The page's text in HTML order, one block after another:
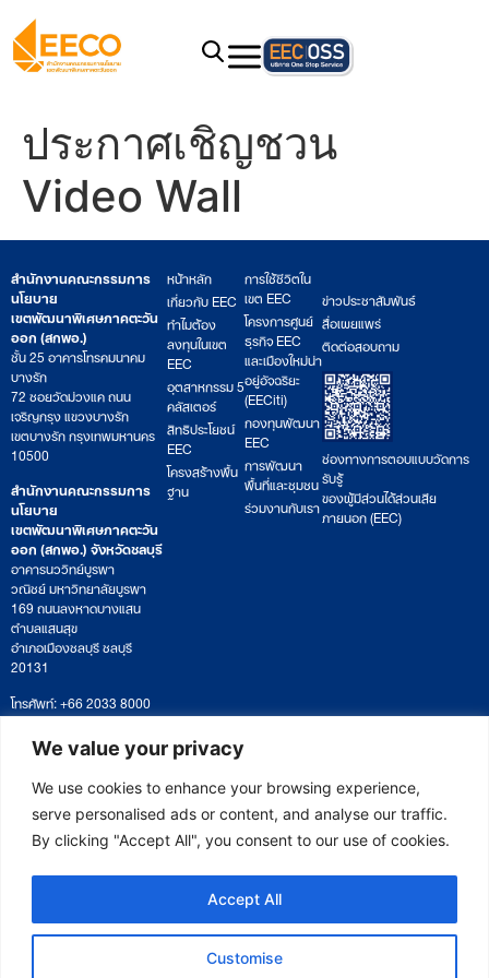
We value your privacy
We use cookies to enhance your browsing experience,
serve personalised ads or content, and analyse our traffic.
By clicking "Accept All", you consent to our use of cookies.
Customise
Accept All
ประกาศเชิญชวน
Video Wall
สำนักงานคณะกรรมการ
นโยบาย
เขตพัฒนาพิเศษภาคตะวัน
ออก (สกพอ.)
ชั้น 25 อาคารโทรคมนาคม
บางรัก
72 ซอยวัดม่วงแค ถนน
เจริญกรุง แขวงบางรัก
เขตบางรัก กรุงเทพมหานคร
10500
สำนักงานคณะกรรมการ
นโยบาย
เขตพัฒนาพิเศษภาคตะวัน
ออก (สกพอ.) จังหวัดชลบุรี
อาคารนววิทย์บูรพา
วณิชย์ มหาวิทยาลัยบูรพา
169 ถนนลงหาดบางแสน
ตำบลแสนสุข
อำเภอเมืองชลบุรี ชลบุรี
20131
โทรศัพท์: +66 2033 8000
เวลาทำการ: จันทร์ – ศุกร์
09:00 – 17:00 น.
ติดตามหนังสือหรือยื่นเอกสาร
saraban@eeco.or.th
หน้าหลัก
เกี่ยวกับ EEC
ทำไมต้อง
ลงทุนในเขต
EEC
อุตสาหกรรม 5
คลัสเตอร์
สิทธิประโยชน์
EEC
โครงสร้างพื้น
ฐาน
การใช้ชีวิตใน
เขต EEC
โครงการศูนย์
ธุรกิจ EEC
และเมืองใหม่น่า
อยู่อัจฉริยะ
(EECiti)
กองทุนพัฒนา
EEC
การพัฒนา
พื้นที่และชุมชน
ร่วมงานกับเรา
ข่าวประชาสัมพันธ์
สื่อเผยแพร่
ติดต่อสอบถาม
ช่องทางการตอบแบบวัดการ
รับรู้
ของผู้มีส่วนได้ส่วนเสีย
ภายนอก (EEC)
Copyright © 2025 Eastern Economic Corridor Office (EECO)